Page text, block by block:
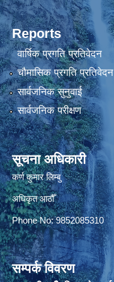
Reports
वार्षिक प्रगति प्रतिवेदन
चौमासिक प्रगति प्रतिवेदन
सार्वजनिक सुनुवाई
सार्वजनिक परीक्षण
सूचना अधिकारी
कर्ण कुमार लिम्बु
अधिकृत आठौँ
Phone No: 9852085310
सम्पर्क विवरण